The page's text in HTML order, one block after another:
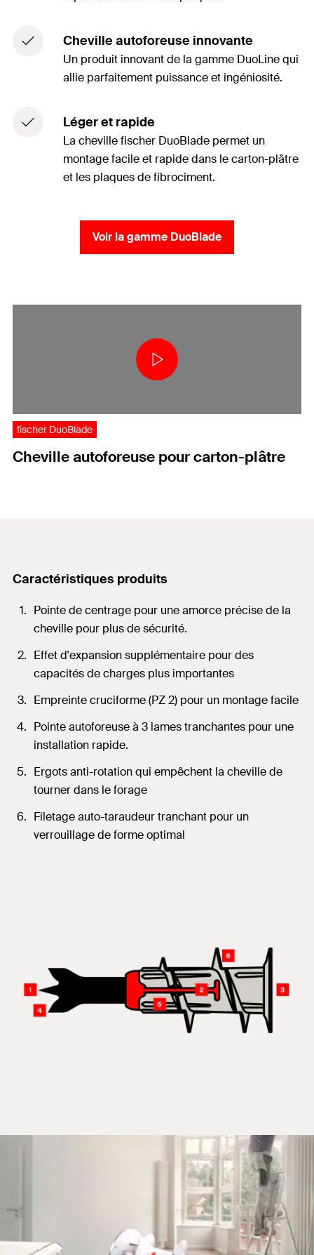
Cheville autoforeuse innovante
Un produit innovant de la gamme DuoLine qui
allie parfaitement puissance et ingéniosité.
Léger et rapide
La cheville fischer DuoBlade permet un
montage facile et rapide dans le carton-plâtre
et les plaques de fibrociment.
Voir la gamme DuoBlade
fischer DuoBlade
Cheville autoforeuse pour carton-plâtre
Caractéristiques produits
Pointe de centrage pour une amorce précise de la
cheville pour plus de sécurité.
Effet d'expansion supplémentaire pour des
capacités de charges plus importantes
Empreinte cruciforme (PZ 2) pour un montage facile
Pointe autoforeuse à 3 lames tranchantes pour une
installation rapide.
Ergots anti-rotation qui empêchent la cheville de
tourner dans le forage
Filetage auto-taraudeur tranchant pour un
verrouillage de forme optimal